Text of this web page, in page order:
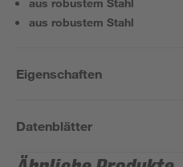
aus robustem Stahl
aus robustem Stahl
Eigenschaften
Datenblätter